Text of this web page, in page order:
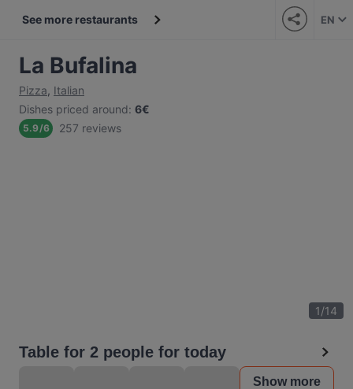
See more restaurants EN
La Bufalina
Pizza, Italian
Dishes priced around: 6€
5.9/6 257 reviews
1/14
Table for 2 people for today
Show more